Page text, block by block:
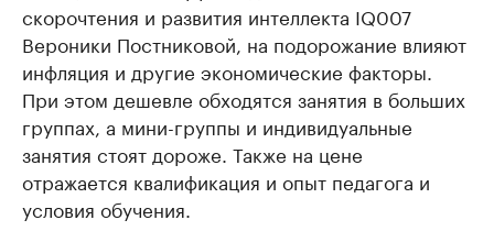
скорочтения и развития интеллекта IQ007
Вероники Постниковой, на подорожание влияют
инфляция и другие экономические факторы.
При этом дешевле обходятся занятия в больших
группах, а мини-группы и индивидуальные
занятия стоят дороже. Также на цене
отражается квалификация и опыт педагога и
условия обучения.